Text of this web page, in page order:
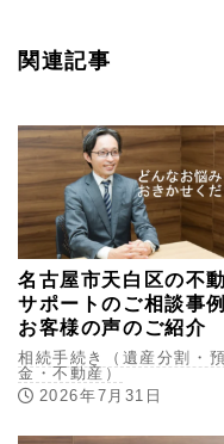
関連記事
名古屋市天白区の不
サポートのご相談事例
お客様の声のご紹介
相続手続き（遺産分割・
金・不動産）
2026年7月31日